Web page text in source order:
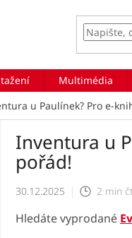
Multimédia
u Paulínek? Pro e-
Inventura u
pořád!
30.12.2025 2 min
Hledáte vyprodané